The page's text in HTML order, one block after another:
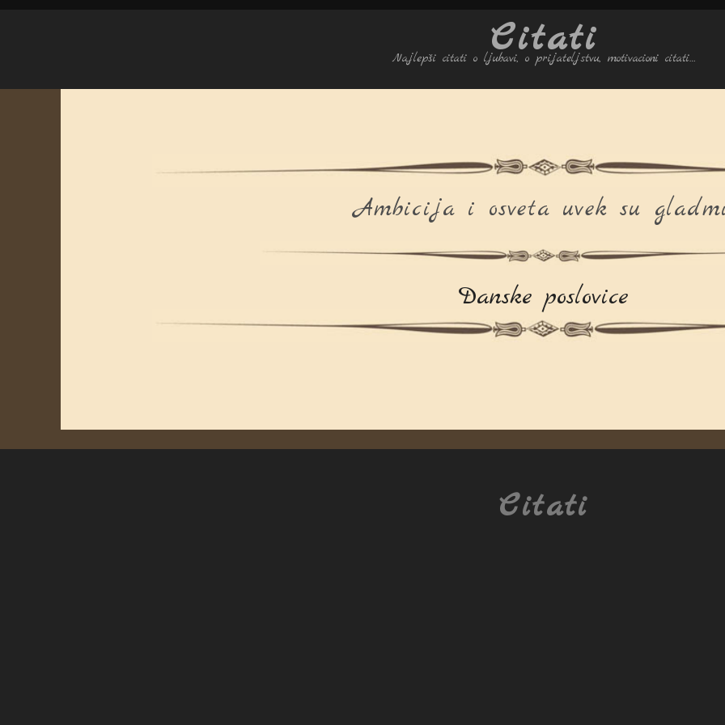
Citati
Najlepši citati o ljubavi, o prijateljstvu, motivacioni citati…
Ambicija i osveta uvek su
Danske poslovice
Citati